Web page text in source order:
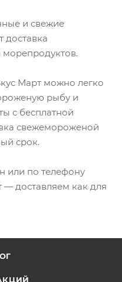
и свежие
доставка
Март можно легко
рыбу и
с бесплатной
свежемороженой
срок.
или по телефону
— доставляем как для